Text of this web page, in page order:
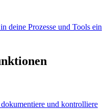
deine Prozesse und Tools ein
und kontrolliere